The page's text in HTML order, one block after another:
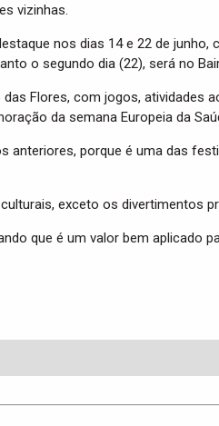
vizinhas.
nos dias 14 e 22 de
o segundo dia (22), será no
Flores, com jogos,
da semana Europeia da
porque é uma das
exceto os divertimentos
que é um valor bem aplicado